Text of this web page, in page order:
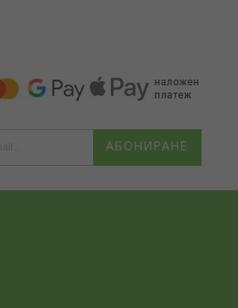
АБОНИРАНЕ